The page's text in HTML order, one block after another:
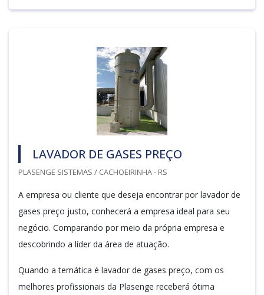
LAVADOR DE GASES PREÇO
PLASENGE SISTEMAS / CACHOEIRINHA - RS
A empresa ou cliente que deseja encontrar por lavador de
gases preço justo, conhecerá a empresa ideal para seu
negócio. Comparando por meio da própria empresa e
descobrindo a líder da área de atuação.
Quando a temática é lavador de gases preço, com os
melhores profissionais da Plasenge receberá ótima